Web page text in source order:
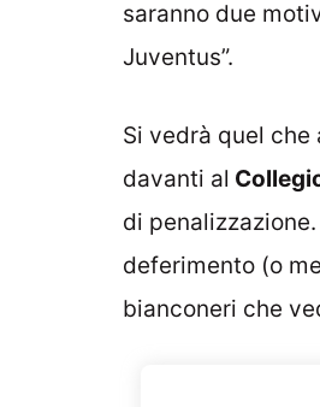
saranno due
Juventus”.
Si vedrà quel
davanti al
di
deferimento (o
bianconeri che